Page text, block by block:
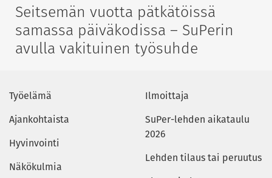
Seitsemän vuotta pätkätöissä
samassa päiväkodissa – SuPerin
avulla vakituinen työsuhde
Työelämä
Ajankohtaista
Hyvinvointi
Näkökulmia
Ilmoittaja
SuPer-lehden aikataulu
2026
Lehden tilaus tai peruutus